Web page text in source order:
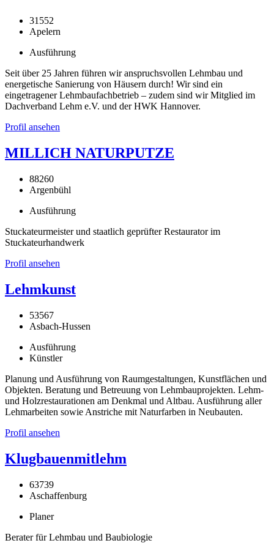
31552
Apelern
Ausführung
Seit über 25 Jahren führen wir anspruchsvollen Lehmbau und
energetische Sanierung von Häusern durch! Wir sind ein
eingetragener Lehmbaufachbetrieb – zudem sind wir Mitglied im
Dachverband Lehm e.V. und der HWK Hannover.
Profil ansehen
MILLICH NATURPUTZE
88260
Argenbühl
Ausführung
Stuckateurmeister und staatlich geprüfter Restaurator im
Stuckateurhandwerk
Profil ansehen
Lehmkunst
53567
Asbach-Hussen
Ausführung
Künstler
Planung und Ausführung von Raumgestaltungen, Kunstflächen und
Objekten. Beratung und Betreuung von Lehmbauprojekten. Lehm-
und Holzrestaurationen am Denkmal und Altbau. Ausführung aller
Lehmarbeiten sowie Anstriche mit Naturfarben in Neubauten.
Profil ansehen
Klugbauenmitlehm
63739
Aschaffenburg
Planer
Berater für Lehmbau und Baubiologie